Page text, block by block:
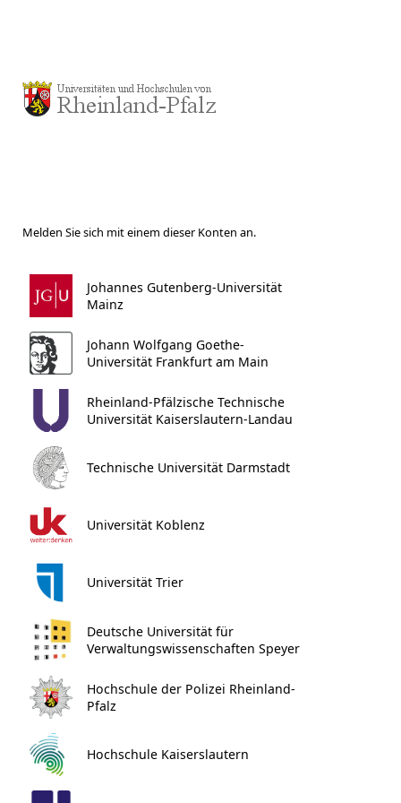
Melden Sie sich mit einem dieser Konten an.
Johannes Gutenberg-Universität
Mainz
Johann Wolfgang Goethe-
Universität Frankfurt am Main
Rheinland-Pfälzische Technische
Universität Kaiserslautern-Landau
Technische Universität Darmstadt
Universität Koblenz
Universität Trier
Deutsche Universität für
Verwaltungswissenschaften Speyer
Hochschule der Polizei Rheinland-
Pfalz
Hochschule Kaiserslautern